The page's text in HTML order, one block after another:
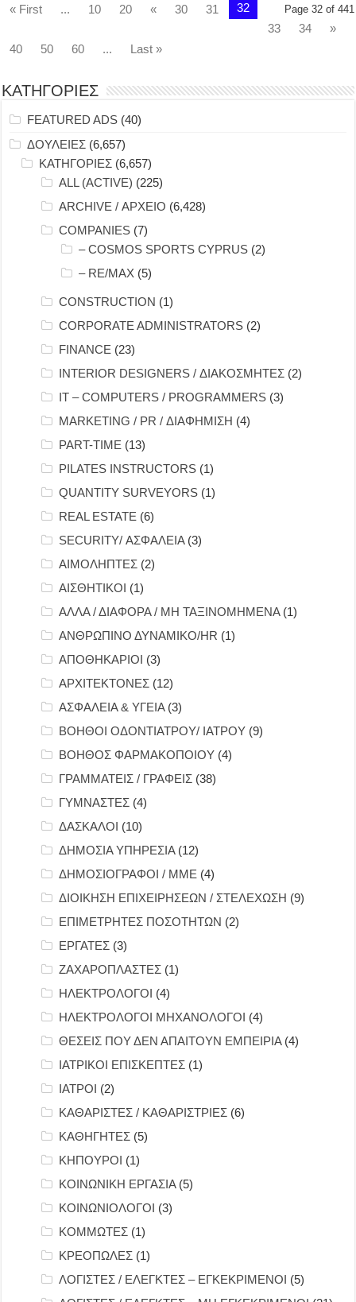
Page 32 of 441
« First ... 10 20 « 30 31
32
33
34
»
40
50 60 ... Last »
ΚΑΤΗΓΟΡΙΕΣ
FEATURED ADS (40)
ΔΟΥΛΕΙΕΣ (6,657)
ΚΑΤΗΓΟΡΙΕΣ (6,657)
ALL (ACTIVE) (225)
ARCHIVE / ΑΡΧΕΙΟ (6,428)
COMPANIES (7)
– COSMOS SPORTS CYPRUS (2)
– RE/MAX (5)
CONSTRUCTION (1)
CORPORATE ADMINISTRATORS (2)
FINANCE (23)
INTERIOR DESIGNERS / ΔΙΑΚΟΣΜΗΤΕΣ (2)
IT – COMPUTERS / PROGRAMMERS (3)
MARKETING / PR / ΔΙΑΦΗΜΙΣΗ (4)
PART-TIME (13)
PILATES INSTRUCTORS (1)
QUANTITY SURVEYORS (1)
REAL ESTATE (6)
SECURITY/ ΑΣΦΑΛΕΙΑ(3)
ΑΙΜΟΛΗΠΤΕΣ (2)
ΑΙΣΘΗΤΙΚΟΙ (1)
ΑΛΛΑ / ΔΙΑΦΟΡΑ / ΜΗ ΤΑΞΙΝΟΜΗΜΕΝΑ(1)
ΑΝΘΡΩΠΙΝΟ ΔΥΝΑΜΙΚΟ/HR (1)
ΑΠΟΘΗΚΑΡΙΟΙ (3)
ΑΡΧΙΤΕΚΤΟΝΕΣ (12)
ΑΣΦΑΛΕΙΑ & ΥΓΕΙΑ(3)
ΒΟΗΘΟΙ ΟΔΟΝΤΙΑΤΡΟΥ/ ΙΑΤΡΟΥ (9)
ΒΟΗΘΟΣ ΦΑΡΜΑΚΟΠΟΙΟΥ (4)
ΓΡΑΜΜΑΤΕΙΣ / ΓΡΑΦΕΙΣ (38)
ΓΥΜΝΑΣΤΕΣ (4)
ΔΑΣΚΑΛΟΙ (10)
ΔΗΜΟΣΙΑ ΥΠΗΡΕΣΙΑ(12)
ΔΗΜΟΣΙΟΓΡΑΦΟΙ / ΜΜΕ (4)
ΔΙΟΙΚΗΣΗ ΕΠΙΧΕΙΡΗΣΕΩΝ / ΣΤΕΛΕΧΩΣΗ (9)
ΕΠΙΜΕΤΡΗΤΕΣ ΠΟΣΟΤΗΤΩΝ (2)
ΕΡΓΑΤΕΣ (3)
ΖΑΧΑΡΟΠΛΑΣΤΕΣ (1)
ΗΛΕΚΤΡΟΛΟΓΟΙ (4)
ΗΛΕΚΤΡΟΛΟΓΟΙ ΜΗΧΑΝΟΛΟΓΟΙ (4)
ΘΕΣΕΙΣ ΠΟΥ ΔΕΝ ΑΠΑΙΤΟΥΝ ΕΜΠΕΙΡΙΑ(4)
ΙΑΤΡΙΚΟΙ ΕΠΙΣΚΕΠΤΕΣ (1)
ΙΑΤΡΟΙ (2)
ΚΑΘΑΡΙΣΤΕΣ / ΚΑΘΑΡΙΣΤΡΙΕΣ (6)
ΚΑΘΗΓΗΤΕΣ (5)
ΚΗΠΟΥΡΟΙ (1)
ΚΟΙΝΩΝΙΚΗ ΕΡΓΑΣΙΑ(5)
ΚΟΙΝΩΝΙΟΛΟΓΟΙ (3)
ΚΟΜΜΩΤΕΣ (1)
ΚΡΕΟΠΩΛΕΣ (1)
ΛΟΓΙΣΤΕΣ / ΕΛΕΓΚΤΕΣ – ΕΓΚΕΚΡΙΜΕΝΟΙ (5)